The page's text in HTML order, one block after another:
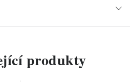
produkty